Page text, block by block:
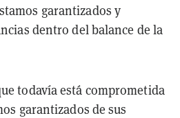
garantizados y
dentro del balance de la
todavía está comprometida
garantizados de sus